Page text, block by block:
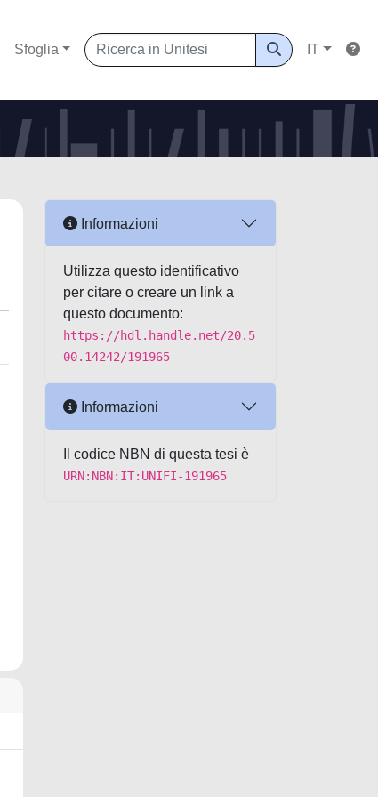
Sfoglia IT
Informazioni
Utilizza questo identificativo
per citare o creare un link a
questo documento:
https://hdl.handle.net/20.5
00.14242/191965
Informazioni
Il codice NBN di questa tesi è
URN:NBN:IT:UNIFI-191965